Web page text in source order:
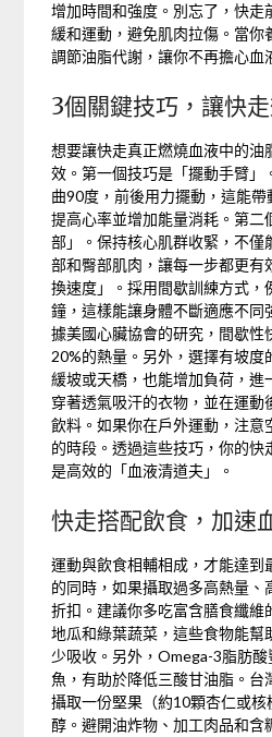
增加時間和強度。別忘了，快走
緩和運動，避免肌肉拉傷。當你
調節油脂代謝，讓你不再擔心血
3個關鍵技巧，讓快
想要讓快走真正燃燒血液中的油
效。第一個技巧是「擺動手臂」
曲90度，前後用力擺動，這能帶
提高心率並增加能量消耗。第二
部」。保持核心肌群收緊，不僅
部和臀部肌肉，讓每一步都更有
換速度」。採用間歇訓練方式，
鐘，這樣能讓身體不斷適應不同
據美國心臟協會的研究，間歇性
20%的熱量。另外，選擇有坡度
緩坡或天橋，也能增加負荷，進
穿著透氣吸汗的衣物，並在運動
飲料。如果你在戶外運動，注意
的時段。透過這些技巧，你的快
是高效的「血液清道夫」。
快走搭配飲食，加速
運動與飲食相輔相成，才能達到
的同時，如果攝取過多高熱量、
折扣。建議你多吃富含膳食纖維
地瓜和綠葉蔬菜，這些食物能幫
少吸收。另外，Omega-3脂肪
魚，有助於降低三酸甘油脂。台
攝取一份堅果（約10顆杏仁或
醇。避開油炸物、加工肉品和含